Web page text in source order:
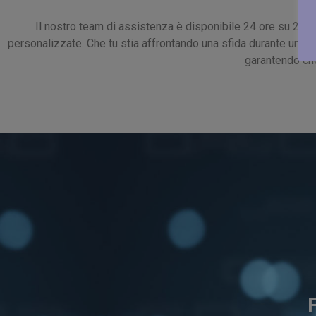
Il nostro team di assistenza è disponibile 24 ore su
personalizzate. Che tu stia affrontando una sfida durante un
garantendo